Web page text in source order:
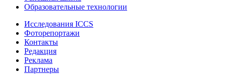
Образовательные технологии
Исследования ICCS
Фоторепортажи
Контакты
Редакция
Реклама
Партнеры